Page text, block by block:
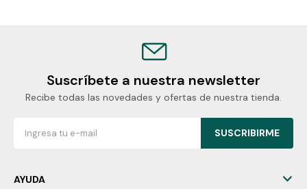
Suscríbete a nuestra newsletter
Recibe todas las novedades y ofertas de nuestra tienda.
SUSCRIBIRME
AYUDA